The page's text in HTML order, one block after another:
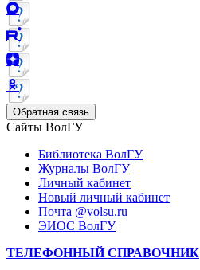
Обратная связь
Сайты ВолГУ
Библиотека ВолГУ
Журналы ВолГУ
Личный кабинет
Новый личный кабинет
Почта @volsu.ru
ЭИОС ВолГУ
ТЕЛЕФОННЫЙ СПРАВОЧНИК